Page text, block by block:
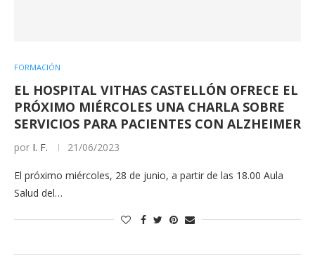
FORMACIÓN
EL HOSPITAL VITHAS CASTELLÓN OFRECE EL
PRÓXIMO MIÉRCOLES UNA CHARLA SOBRE
SERVICIOS PARA PACIENTES CON ALZHEIMER
por I. F. 21/06/2023
El próximo miércoles, 28 de junio, a partir de las 18.00 Aula
Salud del…